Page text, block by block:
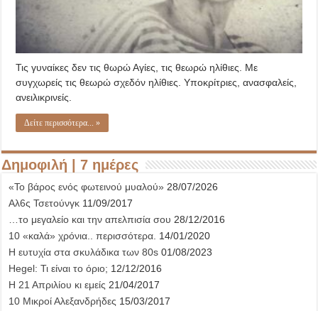
Τις γυναίκες δεν τις θωρώ Αγίες, τις θεωρώ ηλίθιες. Με
συγχωρείς τις θεωρώ σχεδόν ηλίθιες. Υποκρίτριες, ανασφαλείς,
ανειλικρινείς.
Δείτε περισσότερα... »
Δημοφιλή | 7 ημέρες
«Το βάρος ενός φωτεινού μυαλού» 28/07/2026
Αλ6ς Τσετούνγκ 11/09/2017
…το μεγαλείο και την απελπισία σου 28/12/2016
10 «καλά» χρόνια.. περισσότερα. 14/01/2020
Η ευτυχία στα σκυλάδικα των 80s 01/08/2023
Hegel: Τι είναι το όριο; 12/12/2016
Η 21 Απριλίου κι εμείς 21/04/2017
10 Μικροί Αλεξανδρήδες 15/03/2017